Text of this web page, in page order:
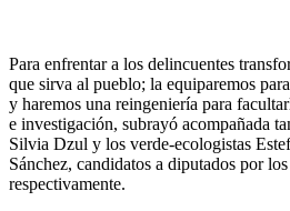
Para enfrentar a los delincuentes
que sirva al pueblo; la equiparemos
y haremos una reingeniería para
e investigación, subrayó acompañada
Silvia Dzul y los verde-ecologistas
Sánchez, candidatos a diputados por
respectivamente.